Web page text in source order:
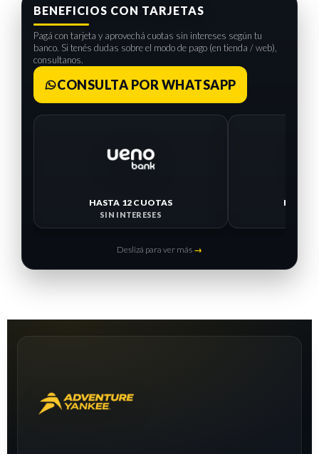
BENEFICIOS CON TARJETAS
Pagá con tarjeta y aprovechá cuotas sin intereses según tu
banco. Si tenés dudas sobre el modo de pago (en tienda / web),
consultanos.
CONSULTA POR WHATSAPP
HASTA 12 CUOTAS
SIN INTERESES
HASTA
Deslizá para ver más →